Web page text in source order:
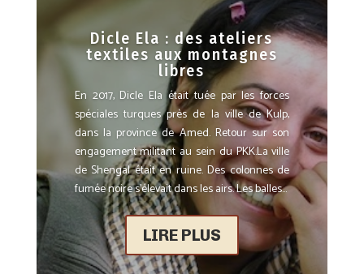
Dicle Ela : des ateliers
textiles aux montagnes
libres
En 2017, Dicle Ela était tuée par les forces
spéciales turques près de la ville de Kulp,
dans la province de Amed. Retour sur son
engagement militant au sein du PKK.La ville
de Shengal était en ruine. Des colonnes de
fumée noire s’élevait dans les airs. Les balles...
LIRE PLUS